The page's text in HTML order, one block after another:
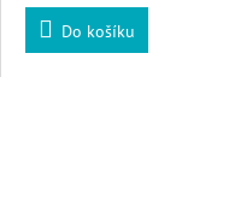
Do košíku